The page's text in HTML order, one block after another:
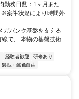
勤務日数：1ヶ月あた
※案件状況により時間外
ガバンク基盤を支える
で、 本物の基盤技術
経験者歓迎
研修あり
髪型・髪色自由